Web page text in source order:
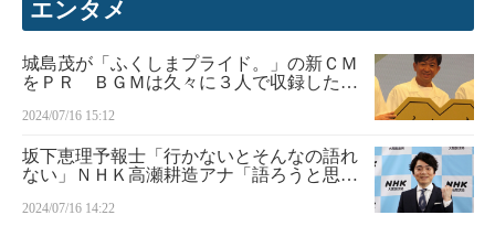
エンタメ
城島茂が「ふくしまプライド。」の新ＣＭ
をＰＲ ＢＧＭは久々に３人で収録した
2024/07/16 15:12
坂下恵理予報士「行かないとそんなの語れ
ない」ＮＨＫ高瀬耕造アナ「語ろうと思っ
2024/07/16 14:22